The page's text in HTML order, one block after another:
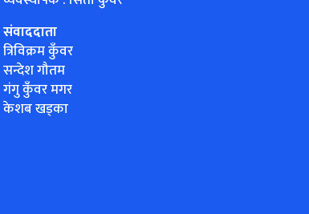
संवाददाता
त्रिविक्रम कुँवर
सन्देश गौतम
गंगु कुँवर मगर
केशब खड्का